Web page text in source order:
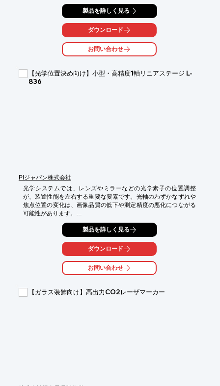
あり、加工品質の低下や生産性の停滞を招く可能性がありまし
た。P-517/527マルチ軸ピエゾスキャナは、摩擦ゼロのフレクシ
ャガイドとPICMAピエゾセラミック、静電容量センサーを用い
て、ナノレベルの再現性、分解能を実現し、レーザービームの精
密な位置決めと制御を可能にします。
【活用シーン】
・レーザー切断
・レーザー微細加工
・レーザー走査
製品を詳しく見る
ダウンロード
お問い合わせ
【光学位置決め向け】小型・高精度1軸リニアステージ L-
836
PIジャパン株式会社
光学システムでは、レンズやミラーなどの光学素子の位置調整
が、装置性能を左右する重要な要素です。光軸のわずかなずれや
焦点位置の変化は、画像品質の低下や測定精度の悪化につながる
可能性があります。
L-836は、コンパクト設計ながら高精度な位置決めを実現するリ
ニアステージです。精密ボールねじ駆動と高精度リニアガイドに
より、光学素子の微調整や光学アセンブリ工程における安定した
位置決めを実現します。光学装置や検査装置、研究用途など、さ
まざまな光学位置決め用途に対応します。
・光学アセンブリ
製品を詳しく見る
ダウンロード
お問い合わせ
【ガラス装飾向け】高出力CO2レーザマーカー